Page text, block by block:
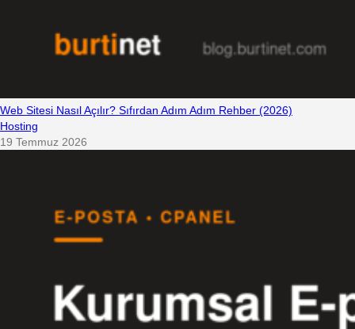
Web Sitesi Nasıl Açılır? Sıfırdan Adım Adım Rehber (2026)
Hosting
19 Temmuz 2026